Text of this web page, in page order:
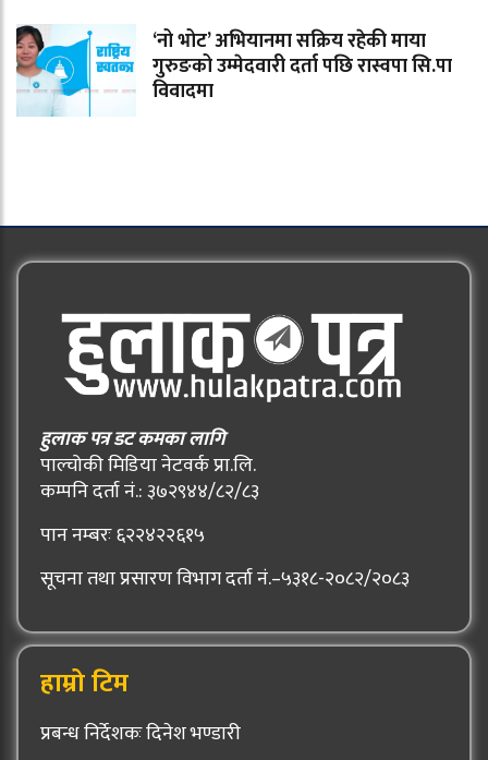
‘नो भोट’ अभियानमा सक्रिय रहेकी माया
गुरुङको उम्मेदवारी दर्ता पछि रास्वपा सि.पा
विवादमा
हुलाक पत्र डट कमका लागि
पाल्चोकी मिडिया नेटवर्क प्रा.लि.
कम्पनि दर्ता नं.: ३७२९४४/८२/८३
पान नम्बरः ६२२४२२६१५
सूचना तथा प्रसारण विभाग दर्ता नं.–५३१८-२०८२/२०८३
हाम्रो टिम
प्रबन्ध निर्देशकः दिनेश भण्डारी